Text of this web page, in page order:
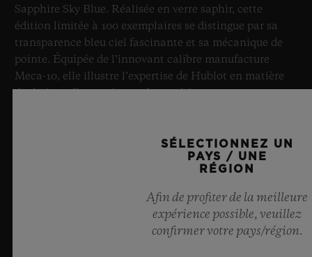
Sapphire Sky Blue. Réalisée en verre saphir, cette
édition limitée à 100 exemplaires se distingue par sa
transparence bleu ciel fascinante et sa mécanique de
pointe. Équipée de l’innovant calibre manufacture
Meca-10, elle illustre l’expertise de Hublot en matière
SÉLECTIONNEZ UN
PAYS / UNE
RÉGION
Afin de profiter de la meilleure
expérience possible, veuillez
confirmer votre pays/région.